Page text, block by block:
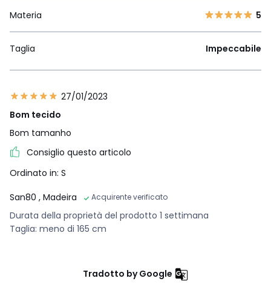
Materia 5
Taglia Impeccabile
27/01/2023
Bom tecido
Bom tamanho
Consiglio questo articolo
Ordinato in: S
San80 , Madeira Acquirente verificato
Durata della proprietà del prodotto 1 settimana
Taglia: meno di 165 cm
Tradotto by Google